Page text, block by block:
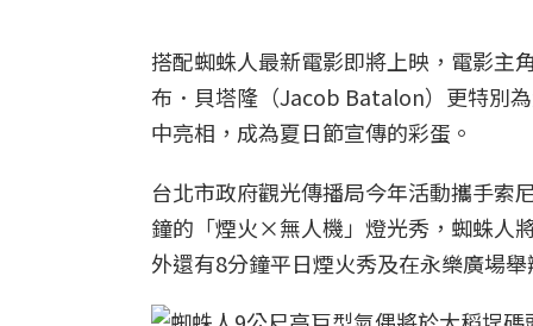
搭配蜘蛛人最新電影即將上映，電影
布．貝塔隆（Jacob Batalon）更特別
中亮相，成為夏日節宣傳的彩蛋。
台北市政府觀光傳播局今年活動攜手索
鐘的「煙火×無人機」燈光秀，蜘蛛人
外還有8分鐘平日煙火秀及在永樂廣場